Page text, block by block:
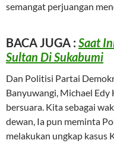
semangat perjuangan
BACA JUGA : Saat
Sultan Di Sukabumi
Dan Politisi Partai
Banyuwangi, Michael
bersuara. Kita sebagai
dewan, Ia pun meminta
melakukan ungkap kasus